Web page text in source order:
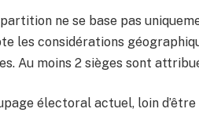
ne se base pas
les considérations
Au moins 2 sièges sont
électoral actuel, loin